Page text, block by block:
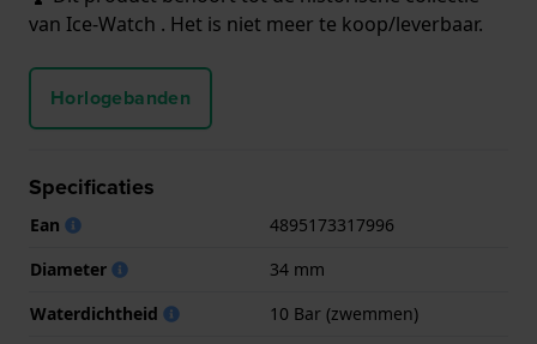
van Ice-Watch . Het is niet meer te koop/leverbaar.
Horlogebanden
Specificaties
Ean
4895173317996
Diameter
34 mm
Waterdichtheid
10 Bar (zwemmen)